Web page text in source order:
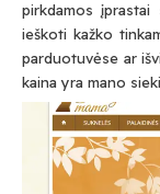
pirkdamos
ieškoti kažko
parduotuvėse ar
kaina yra mano